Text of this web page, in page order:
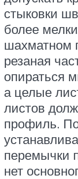
стыковки
более
шахматном
резаная
опираться
а целые
листов
профиль.
перемычки
нет